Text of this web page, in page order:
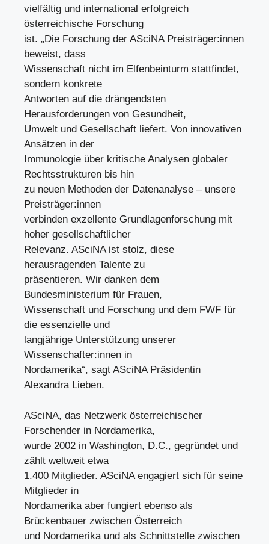
vielfältig und international erfolgreich
österreichische Forschung
ist. „Die Forschung der ASciNA Preisträger:innen
beweist, dass
Wissenschaft nicht im Elfenbeinturm stattfindet,
sondern konkrete
Antworten auf die drängendsten
Herausforderungen von Gesundheit,
Umwelt und Gesellschaft liefert. Von innovativen
Ansätzen in der
Immunologie über kritische Analysen globaler
Rechtsstrukturen bis hin
zu neuen Methoden der Datenanalyse – unsere
Preisträger:innen
verbinden exzellente Grundlagenforschung mit
hoher gesellschaftlicher
Relevanz. ASciNA ist stolz, diese
herausragenden Talente zu
präsentieren. Wir danken dem
Bundesministerium für Frauen,
Wissenschaft und Forschung und dem FWF für
die essenzielle und
langjährige Unterstützung unserer
Wissenschafter:innen in
Nordamerika“, sagt ASciNA Präsidentin
Alexandra Lieben.
ASciNA, das Netzwerk österreichischer
Forschender in Nordamerika,
wurde 2002 in Washington, D.C., gegründet und
zählt weltweit etwa
1.400 Mitglieder. ASciNA engagiert sich für seine
Mitglieder in
Nordamerika aber fungiert ebenso als
Brückenbauer zwischen Österreich
und Nordamerika und als Schnittstelle zwischen